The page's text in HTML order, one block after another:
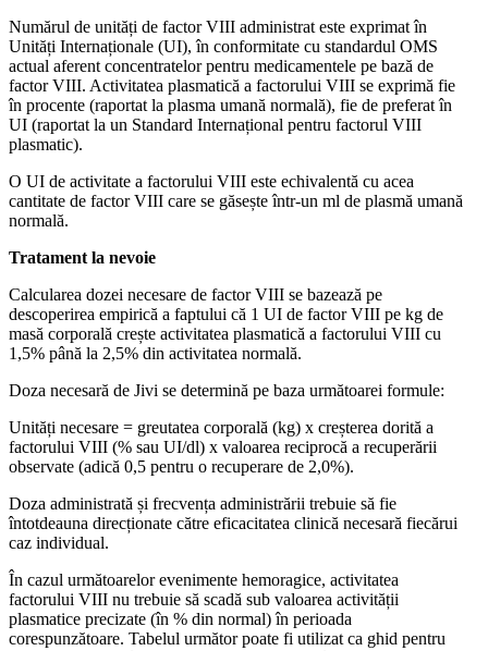
Numărul de unități de factor VIII administrat este exprimat în
Unități Internaționale (UI), în conformitate cu standardul OMS
actual aferent concentratelor pentru medicamentele pe bază de
factor VIII. Activitatea plasmatică a factorului VIII se exprimă fie
în procente (raportat la plasma umană normală), fie de preferat în
UI (raportat la un Standard Internațional pentru factorul VIII
plasmatic).
O UI de activitate a factorului VIII este echivalentă cu acea
cantitate de factor VIII care se găsește într-un ml de plasmă umană
normală.
Tratament la nevoie
Calcularea dozei necesare de factor VIII se bazează pe
descoperirea empirică a faptului că 1 UI de factor VIII pe kg de
masă corporală crește activitatea plasmatică a factorului VIII cu
1,5% până la 2,5% din activitatea normală.
Doza necesară de Jivi se determină pe baza următoarei formule:
Unități necesare = greutatea corporală (kg) x creșterea dorită a
factorului VIII (% sau UI/dl) x valoarea reciprocă a recuperării
observate (adică 0,5 pentru o recuperare de 2,0%).
Doza administrată și frecvența administrării trebuie să fie
întotdeauna direcționate către eficacitatea clinică necesară fiecărui
caz individual.
În cazul următoarelor evenimente hemoragice, activitatea
factorului VIII nu trebuie să scadă sub valoarea activității
plasmatice precizate (în % din normal) în perioada
corespunzătoare. Tabelul următor poate fi utilizat ca ghid pentru